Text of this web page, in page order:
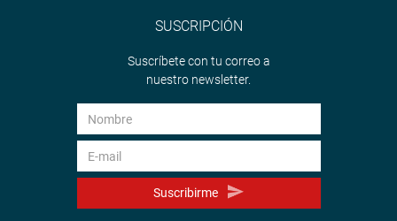
SUSCRIPCIÓN
Suscríbete con tu correo a
nuestro newsletter.
Suscribirme